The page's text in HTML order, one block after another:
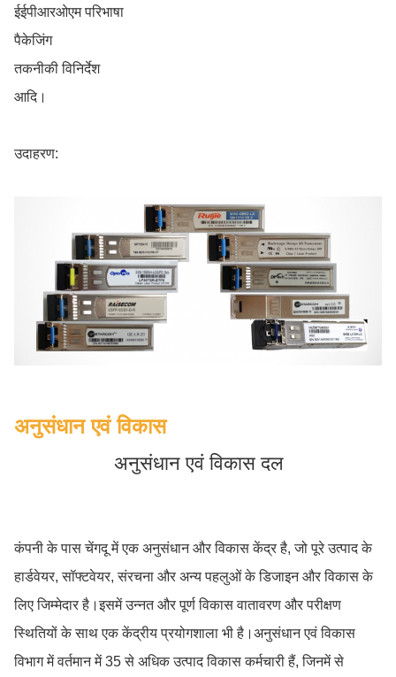
ईईपीआरओएम परिभाषा
पैकेजिंग
तकनीकी विनिर्देश
आदि।
उदाहरण:
अनुसंधान एवं विकास
अनुसंधान एवं विकास दल
कंपनी के पास चेंगदू में एक अनुसंधान और विकास केंद्र है, जो पूरे उत्पाद के
हार्डवेयर, सॉफ्टवेयर, संरचना और अन्य पहलुओं के डिजाइन और विकास के
लिए जिम्मेदार है।इसमें उन्नत और पूर्ण विकास वातावरण और परीक्षण
स्थितियों के साथ एक केंद्रीय प्रयोगशाला भी है।अनुसंधान एवं विकास
विभाग में वर्तमान में 35 से अधिक उत्पाद विकास कर्मचारी हैं, जिनमें से